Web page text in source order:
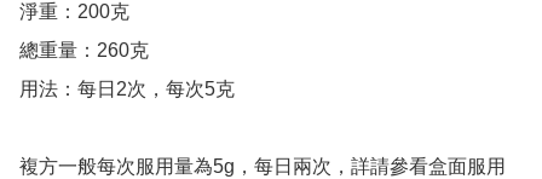
淨重：200克
總重量：260克
用法：每日2次，每次5克
複方一般每次服用量為5g，每日兩次，詳請參看盒面服用